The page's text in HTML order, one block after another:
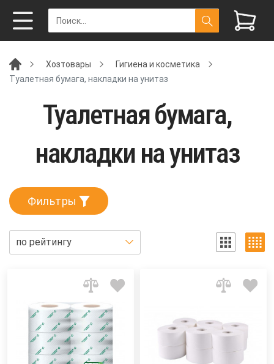
Хозтовары
Гигиена и косметика
Туалетная бумага, накладки на унитаз
Туалетная бумага,
накладки на унитаз
Фильтры